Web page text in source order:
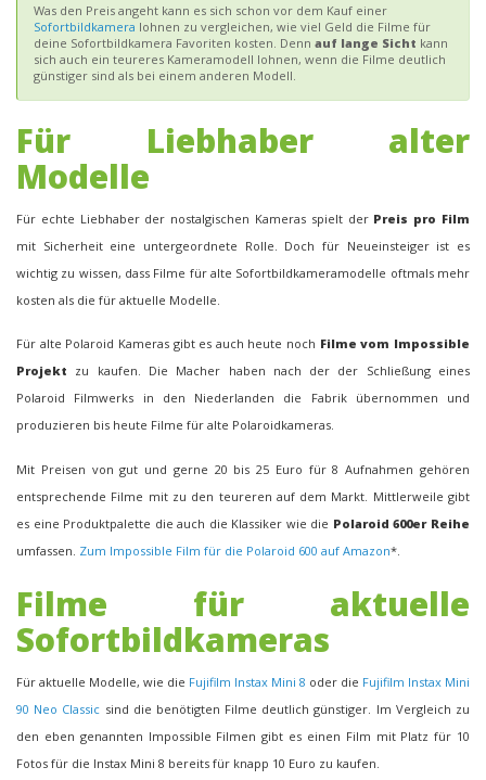
Was den Preis angeht kann es sich schon vor dem Kauf einer
Sofortbildkamera lohnen zu vergleichen, wie viel Geld die Filme für
deine Sofortbildkamera Favoriten kosten. Denn auf lange Sicht kann
sich auch ein teureres Kameramodell lohnen, wenn die Filme deutlich
günstiger sind als bei einem anderen Modell.
Für Liebhaber alter
Modelle
Für echte Liebhaber der nostalgischen Kameras spielt der Preis pro Film
mit Sicherheit eine untergeordnete Rolle. Doch für Neueinsteiger ist es
wichtig zu wissen, dass Filme für alte Sofortbildkameramodelle oftmals mehr
kosten als die für aktuelle Modelle.
Für alte Polaroid Kameras gibt es auch heute noch Filme vom Impossible
Projekt zu kaufen. Die Macher haben nach der der Schließung eines
Polaroid Filmwerks in den Niederlanden die Fabrik übernommen und
produzieren bis heute Filme für alte Polaroidkameras.
Mit Preisen von gut und gerne 20 bis 25 Euro für 8 Aufnahmen gehören
entsprechende Filme mit zu den teureren auf dem Markt. Mittlerweile gibt
es eine Produktpalette die auch die Klassiker wie die Polaroid 600er Reihe
umfassen. Zum Impossible Film für die Polaroid 600 auf Amazon*.
Filme für aktuelle
Sofortbildkameras
Für aktuelle Modelle, wie die Fujifilm Instax Mini 8 oder die Fujifilm Instax Mini
90 Neo Classic sind die benötigten Filme deutlich günstiger. Im Vergleich zu
den eben genannten Impossible Filmen gibt es einen Film mit Platz für 10
Fotos für die Instax Mini 8 bereits für knapp 10 Euro zu kaufen.